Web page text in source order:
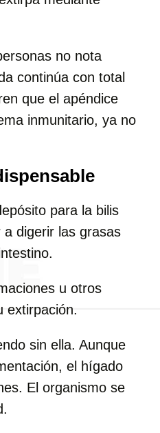
no nota
continúa con total
que el apéndice
inmunitario, ya no
para la bilis
digerir las grasas
u otros
extirpación.
sin ella. Aunque
el hígado
El organismo se